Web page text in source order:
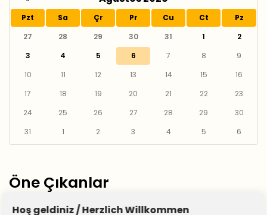
Pzt Sa Çr Pr Cu Ct
Pz
27
28 29 30 31 1
2
3
4 5 6 7 8
9
10
11 12 13 14 15
16
17
18 19 20 21 22
23
24
25 26 27 28 29
30
31
1 2 3 4 5 6
Öne Çıkanlar
Hoş geldiniz / Herzlich Willkommen